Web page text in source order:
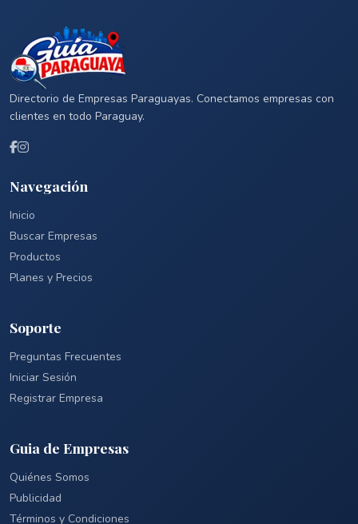
Directorio de Empresas Paraguayas. Conectamos empresas con
clientes en todo Paraguay.
Navegación
Inicio
Buscar Empresas
Productos
Planes y Precios
Soporte
Preguntas Frecuentes
Iniciar Sesión
Registrar Empresa
Guia de Empresas
Quiénes Somos
Publicidad
Términos y Condiciones